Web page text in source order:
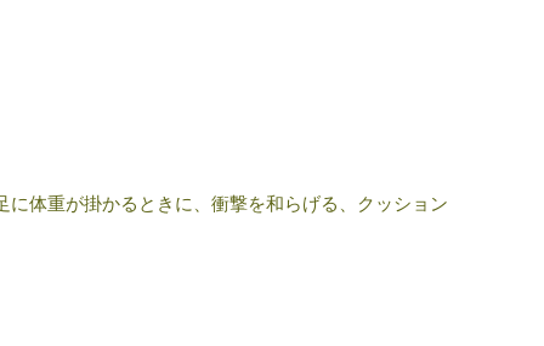
体重が掛かるときに、衝撃を和らげる、クッション